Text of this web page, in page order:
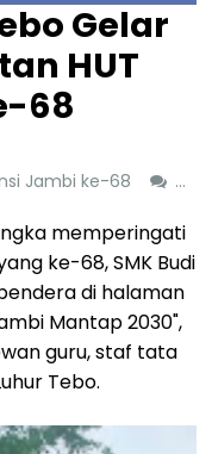
Gelar
HUT
68
Jambi ke-68
memperingati
ke-68, SMK Budi
di halaman
Mantap 2030",
guru, staf tata
Tebo.